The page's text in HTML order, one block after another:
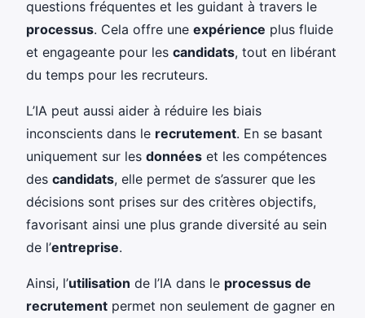
questions fréquentes et les guidant à travers le
processus. Cela offre une expérience plus fluide
et engageante pour les candidats, tout en libérant
du temps pour les recruteurs.
L’IA peut aussi aider à réduire les biais
inconscients dans le recrutement. En se basant
uniquement sur les données et les compétences
des candidats, elle permet de s’assurer que les
décisions sont prises sur des critères objectifs,
favorisant ainsi une plus grande diversité au sein
de l’entreprise.
Ainsi, l’utilisation de l’IA dans le processus de
recrutement permet non seulement de gagner en